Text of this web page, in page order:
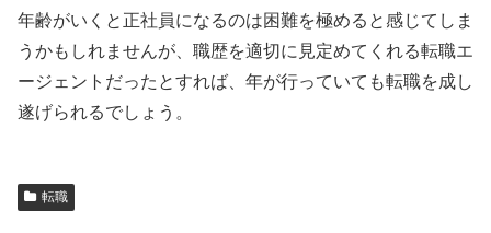
年齢がいくと正社員になるのは困難を極めると感じてしま
うかもしれませんが、職歴を適切に見定めてくれる転職エ
ージェントだったとすれば、年が行っていても転職を成し
遂げられるでしょう。
転職